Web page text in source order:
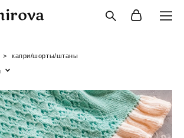
> капри/шорты/штаны